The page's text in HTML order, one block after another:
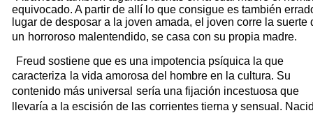
equivocado. A partir de allí lo que consigue es también
lugar de desposar a la joven amada, el joven corre la suerte
un horroroso malentendido, se casa con su propia madre.
Freud sostiene que es una impotencia psíquica la que
caracteriza la vida amorosa del hombre en la cultura. Su
contenido más universal sería una fijación incestuosa que
llevaría a la escisión de las corrientes tierna y sensual.